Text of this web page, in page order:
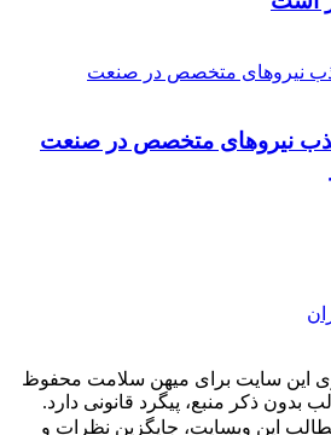
نیروهای متخصص در صنعت
این سایت برای میهن سلامت محفوظ
بدون ذکر منبع، پیگرد قانونی دارد.
این وبسایت، جایگزین نظرات و